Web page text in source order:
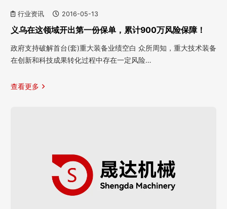
行业资讯 2016-05-13
义乌在这领域开出第一份保单，累计900万风险保障！
政府支持破解首台(套)重大装备业绩空白 众所周知，重大技术装备
在创新和科技成果转化过程中存在一定风险…
查看更多